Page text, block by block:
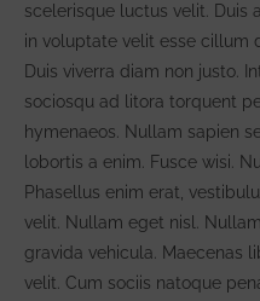
scelerisque luctus velit. Duis
in voluptate velit esse cillum
Duis viverra diam non justo.
sociosqu ad litora torquent
hymenaeos. Nullam sapien
lobortis a enim. Fusce wisi.
Phasellus enim erat,
velit. Nullam eget nisl.
gravida vehicula. Maecenas
velit. Cum sociis natoque